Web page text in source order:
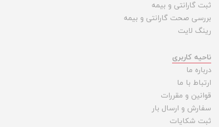
ثبت گارانتی و بیمه
بررسی صحت گارانتی و بیمه
رینگ لایت
ناحیه کاربری
درباره ما
ارتباط با ما
قوانین و مقررات
سفارش و ارسال بار
ثبت شکایات